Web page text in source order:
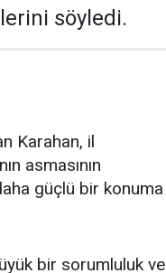
söyledi.
Karahan, il
asmasının
güçlü bir konuma
bir sorumluluk ve